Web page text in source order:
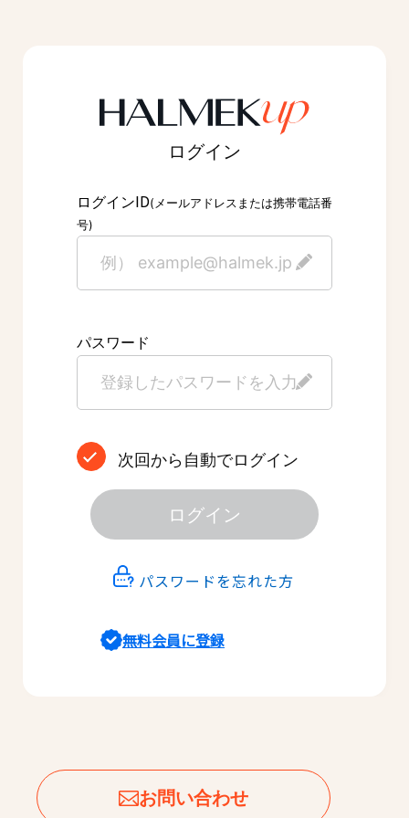
ログイン
ログインID(メールアドレスまたは携帯電話番
号)
パスワード
次回から自動でログイン
ログイン
パスワードを忘れた方
無料会員に登録
お問い合わせ